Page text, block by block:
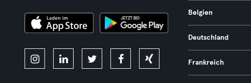
Belgien
Deutschland
Frankreich